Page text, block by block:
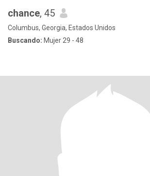
chance, 45
Columbus, Georgia, Estados Unidos
Buscando: Mujer 29 - 48